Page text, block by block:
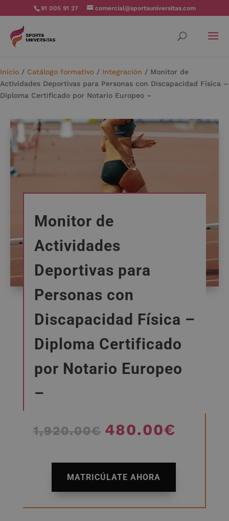
91 005 91 27 comercial@sportsuniversitas.com
Inicio / Catálogo formativo / Integración / Monitor de
Actividades Deportivas para Personas con Discapacidad Física –
Diploma Certificado por Notario Europeo –
Monitor de
Actividades
Deportivas para
Personas con
Discapacidad Física –
Diploma Certificado
por Notario Europeo
–
1,920.00€ El
precio
era:
1,920.00€.
480.00€
es:
MATRICÚLATE AHORA